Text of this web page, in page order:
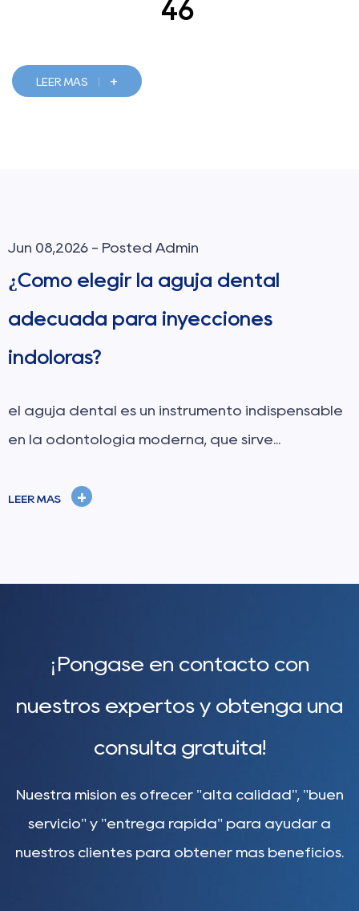
46
LEER MÁS +
Jun 08,2026 - Posted Admin
¿Cómo elegir la aguja dental
adecuada para inyecciones
indoloras?
el aguja dental es un instrumento indispensable
en la odontología moderna, que sirve...
LEER MÁS +
¡Póngase en contacto con
nuestros expertos y obtenga una
consulta gratuita!
Nuestra misión es ofrecer "alta calidad", "buen
servicio" y "entrega rápida" para ayudar a
nuestros clientes para obtener más beneficios.